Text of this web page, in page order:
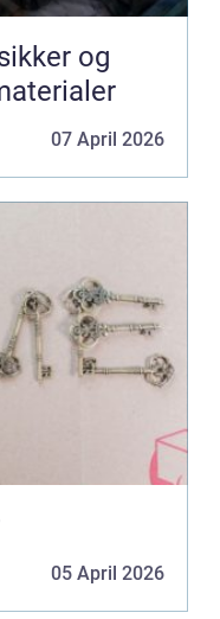
og
07 April 2026
05 April 2026